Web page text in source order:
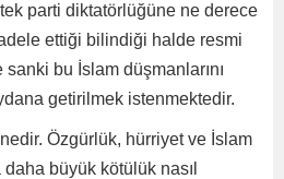
parti diktatörlüğüne ne derece
ettiği bilindiği halde resmi
bu İslam düşmanlarını
getirilmek istenmektedir.
Özgürlük, hürriyet ve İslam
büyük kötülük nasıl